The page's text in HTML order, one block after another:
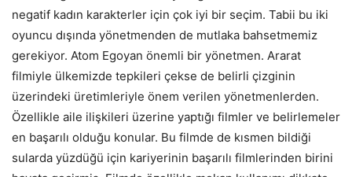
negatif kadın karakterler için çok iyi bir seçim. Tabii bu iki
oyuncu dışında yönetmenden de mutlaka bahsetmemiz
gerekiyor. Atom Egoyan önemli bir yönetmen. Ararat
filmiyle ülkemizde tepkileri çekse de belirli çizginin
üzerindeki üretimleriyle önem verilen yönetmenlerden.
Özellikle aile ilişkileri üzerine yaptığı filmler ve belirlemeler
en başarılı olduğu konular. Bu filmde de kısmen bildiği
sularda yüzdüğü için kariyerinin başarılı filmlerinden birini